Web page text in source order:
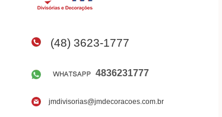
(48) 3623-1777
4836231777
jmdivisorias@jmdecoracoes.com.br